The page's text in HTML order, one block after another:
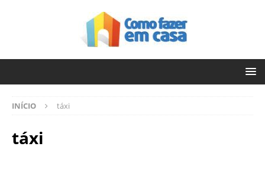
INÍCIO táxi
táxi